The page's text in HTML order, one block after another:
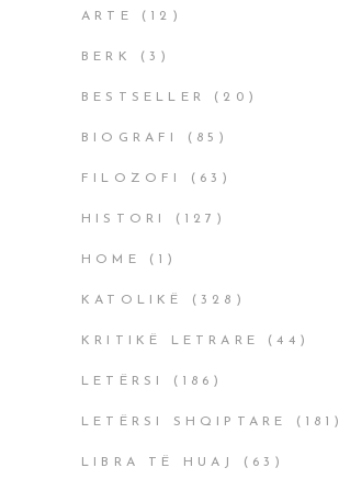
ARTE (12)
BERK (3)
BESTSELLER (20)
BIOGRAFI (85)
FILOZOFI (63)
HISTORI (127)
HOME (1)
KATOLIKË (328)
KRITIKË LETRARE (44)
LETËRSI (186)
LETËRSI SHQIPTARE (181)
LIBRA TË HUAJ (63)